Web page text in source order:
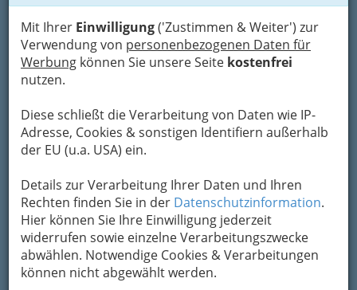
Mit Ihrer Einwilligung('Zustimmen & Weiter') zur
Verwendung von personenbezogenen Daten für
Werbung können Sie unsere Seite kostenfrei
nutzen.
Diese schließt die Verarbeitung von Daten wie IP-
Adresse, Cookies & sonstigen Identifiern außerhalb
der EU (u.a. USA) ein.
Details zur Verarbeitung Ihrer Daten und Ihren
Rechten finden Sie in der Datenschutzinformation.
Hier können Sie Ihre Einwilligung jederzeit
widerrufen sowie einzelne Verarbeitungszwecke
abwählen. Notwendige Cookies & Verarbeitungen
können nicht abgewählt werden.
Karte
Karte anzeigen
Kontaktaufnahme
Um die Info-Graz Firmen
vor Spam-Mails zu
bewahren , verwenden wir an dieser Stelle zur
Übermittlung Ihrer Nachricht ein sicheres
Formular. Ihre Nachricht wird nach dem
Absenden umgehend per Mail an das
Unternehmen Weststeirischer Hof
weitergeleitet.